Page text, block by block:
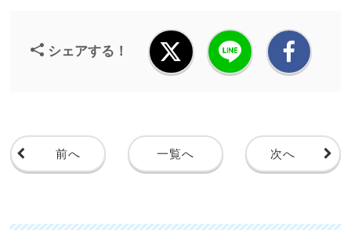
シェアする！
前へ 一覧へ 次へ